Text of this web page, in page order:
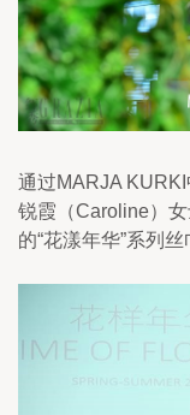
通过MARJA
锐霞（Caroline）
的“花漾年华”系列